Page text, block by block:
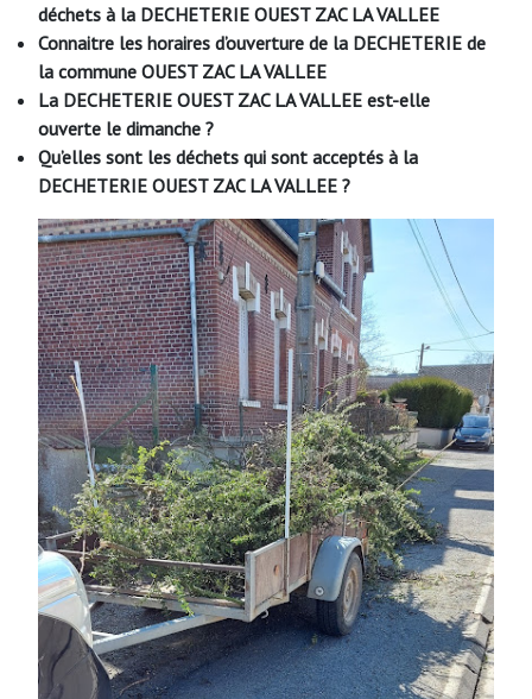
déchets à la DECHETERIE OUEST ZAC LA VALLEE
Connaitre les horaires d’ouverture de la DECHETERIE de
la commune OUEST ZAC LA VALLEE
La DECHETERIE OUEST ZAC LA VALLEE est-elle
ouverte le dimanche ?
Qu’elles sont les déchets qui sont acceptés à la
DECHETERIE OUEST ZAC LA VALLEE ?